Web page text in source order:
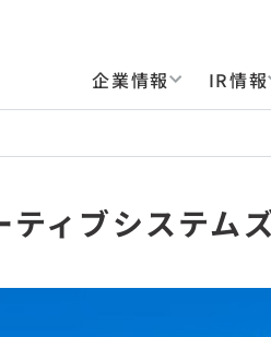
企業情報 IR情報
ィブシステム